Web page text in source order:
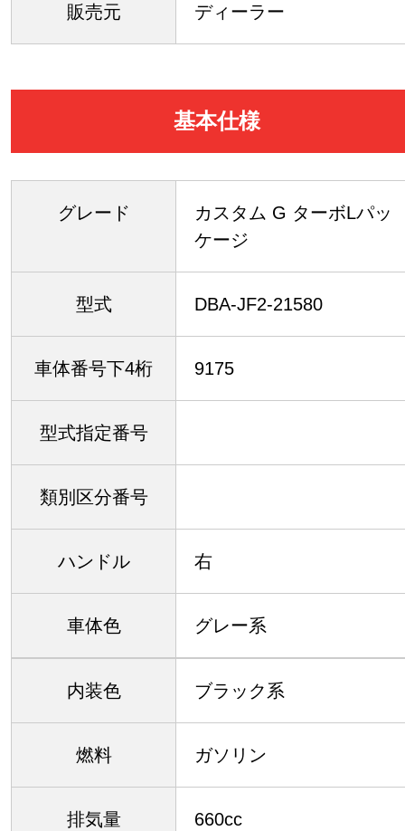
販売元 ディーラー
基本仕様
グレード
カスタム G ターボLパッ
ケージ
型式 DBA-JF2-21580
車体番号下4桁 9175
型式指定番号
類別区分番号
ハンドル 右
車体色 グレー系
内装色 ブラック系
燃料 ガソリン
排気量 660cc